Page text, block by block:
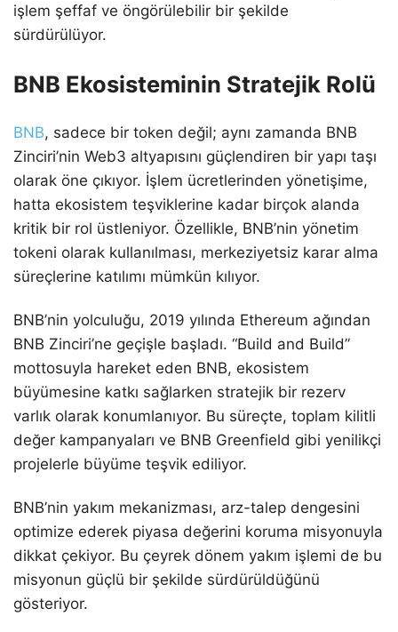
işlem şeffaf ve öngörülebilir bir şekilde
sürdürülüyor.
BNB Ekosisteminin Stratejik Rolü
BNB, sadece bir token değil; aynı zamanda BNB
Zinciri’nin Web3 altyapısını güçlendiren bir yapı taşı
olarak öne çıkıyor. İşlem ücretlerinden yönetişime,
hatta ekosistem teşviklerine kadar birçok alanda
kritik bir rol üstleniyor. Özellikle, BNB’nin yönetim
tokeni olarak kullanılması, merkeziyetsiz karar alma
süreçlerine katılımı mümkün kılıyor.
BNB’nin yolculuğu, 2019 yılında Ethereum ağından
BNB Zinciri’ne geçişle başladı. “Build and Build”
mottosuyla hareket eden BNB, ekosistem
büyümesine katkı sağlarken stratejik bir rezerv
varlık olarak konumlanıyor. Bu süreçte, toplam kilitli
değer kampanyaları ve BNB Greenfield gibi yenilikçi
projelerle büyüme teşvik ediliyor.
BNB’nin yakım mekanizması, arz-talep dengesini
optimize ederek piyasa değerini koruma misyonuyla
dikkat çekiyor. Bu çeyrek dönem yakım işlemi de bu
misyonun güçlü bir şekilde sürdürüldüğünü
gösteriyor.